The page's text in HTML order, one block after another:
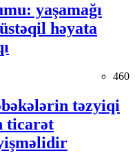
yaşamağı
həyata
460
təzyiqi
ticarət